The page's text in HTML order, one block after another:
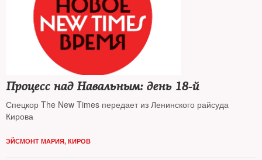
Процесс над Навальным: день 18-й
Спецкор The New Times передает из Ленинского райсуда
Кирова
ЭЙСМОНТ МАРИЯ, КИРОВ